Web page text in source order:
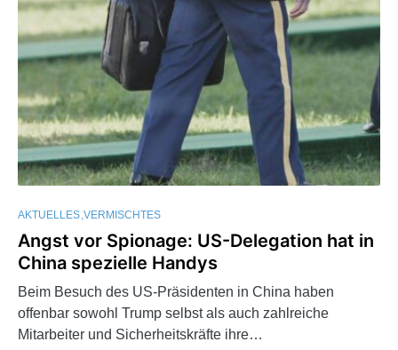
AKTUELLES VERMISCHTES
Angst vor Spionage: US-Delegation hat in
China spezielle Handys
Beim Besuch des US-Präsidenten in China haben
offenbar sowohl Trump selbst als auch zahlreiche
Mitarbeiter und Sicherheitskräfte ihre…